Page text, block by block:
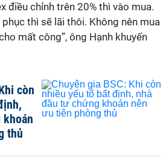
điều chỉnh trên 20% thì vào mua.
thì sẽ lãi thôi. Không nên mua
mất công”, ông Hạnh khuyến
còn
thủ